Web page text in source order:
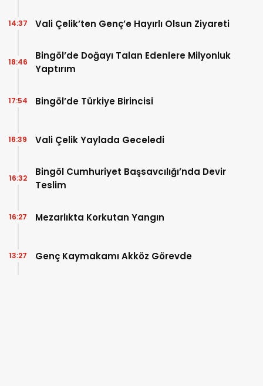
Vali Çelik’ten Genç’e Hayırlı Olsun Ziyareti
14:37
Bingöl’de Doğayı Talan Edenlere Milyonluk
Yaptırım
18:46
Bingöl’de Türkiye Birincisi
17:54
Vali Çelik Yaylada Geceledi
16:39
Bingöl Cumhuriyet Başsavcılığı’nda Devir
Teslim
16:32
Mezarlıkta Korkutan Yangın
16:27
Genç Kaymakamı Akköz Görevde
13:27